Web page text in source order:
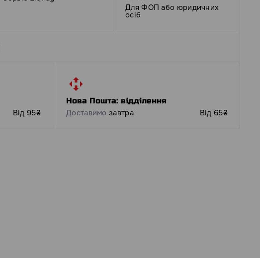
Для ФОП або юридичних
осіб
Від 95₴
Нова Пошта: відділення
Доставимо завтра Від 65₴